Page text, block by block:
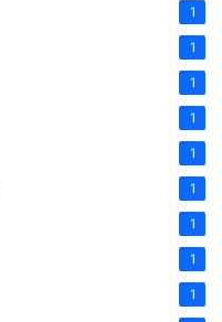
1
1
1
1
1
1
1
1
1